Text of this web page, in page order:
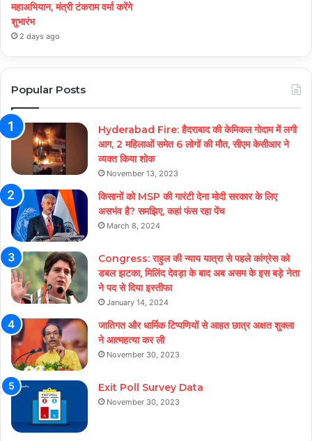
महाअभियान, मंत्री टंकराम वर्मा करेंगे
शुभारंभ
2 days ago
Popular Posts
Hyderabad Fire: हैदराबाद की केमिकल गोदाम में लगी
आग, 2 महिलाओं समेत 6 लोगों की मौत, सीएम केसीआर ने
व्यक्त किया शोक
November 13, 2023
किसानों को MSP की गारंटी देना मोदी सरकार के लिए
असभंव है? समझिए, कहां फंस रहा पेंच
March 8, 2024
Congress: राहुल की न्याय यात्रा से पहले कांग्रेस को
डबल झटका, मिलिंद देवड़ा के बाद अब असम के इस बड़े नेता
ने पद से दिया इस्तीफा
January 14, 2024
जातिगत और धार्मिक टिप्पणियों से आहत छात्र अक्षत शुक्ला
ने आत्महत्या कर ली
November 30, 2023
Exit Poll Survey Data
November 30, 2023